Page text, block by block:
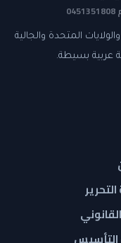
المتحدة والجالية
عربية بسيطة.